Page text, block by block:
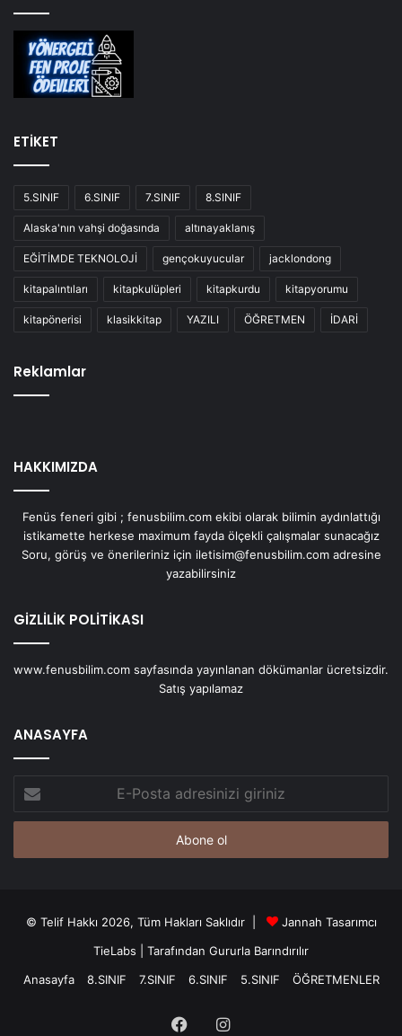
ETİKET
5.SINIF 6.SINIF 7.SINIF 8.SINIF
Alaska'nın vahşi doğasında altınayaklanış
EĞİTİMDE TEKNOLOJİ gençokuyucular jacklondong
kitapalıntıları kitapkulüpleri kitapkurdu kitapyorumu
kitapönerisi klasikkitap YAZILI ÖĞRETMEN İDARİ
Reklamlar
HAKKIMIZDA
Fenüs feneri gibi ; fenusbilim.com ekibi olarak bilimin aydınlattığı
istikamette herkese maximum fayda ölçekli çalışmalar sunacağız
Soru, görüş ve önerileriniz için iletisim@fenusbilim.com adresine
yazabilirsiniz
GİZLİLİK POLİTİKASI
www.fenusbilim.com sayfasında yayınlanan dökümanlar ücretsizdir.
Satış yapılamaz
ANASAYFA
Posta
adresinizi
© Telif Hakkı 2026, Tüm Hakları Saklıdır |
Jannah Tasarımcı
TieLabs | Tarafından Gururla Barındırılır
Anasayfa
8.SINIF 7.SINIF 6.SINIF 5.SINIF ÖĞRETMENLER
FacebookInstagram